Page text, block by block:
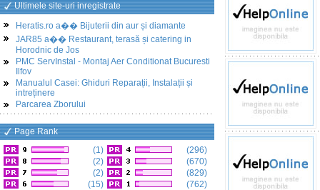
Ultimele site-uri inregistrate
Heratis.ro a�� Bijuterii din aur și diamante
JAR85 a�� Restaurant, terasă și catering in
Horodnic de Jos
PMC ServInstal - Montaj Aer Conditionat Bucuresti
Ilfov
Manualul Casei: Ghiduri Reparații, Instalații și
intreținere
Parcarea Zborului
Page Rank
(1)
(2)
(2)
(15)
(296)
(670)
(829)
(762)